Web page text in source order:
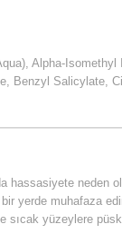
hassasiyete neden
yerde muhafaza
sıcak yüzeylere
Alpha-Isomethyl
Benzyl Salicylate,